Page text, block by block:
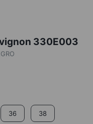
330E003
36 38